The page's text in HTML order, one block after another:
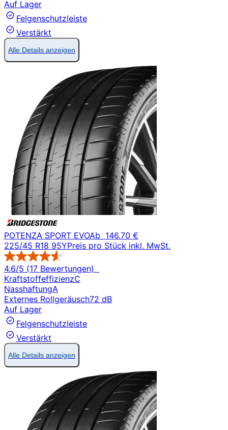
Auf Lager
Felgenschutzleiste
Verstärkt
Alle Details anzeigen
POTENZA SPORT EVOAb 146.70 €
225/45 R18 95YPreis pro Stück inkl. MwSt.
4.6/5 (17 Bewertungen)
KraftstoffeffizienzC
NasshaftungA
Externes Rollgeräusch72 dB
Auf Lager
Felgenschutzleiste
Verstärkt
Alle Details anzeigen